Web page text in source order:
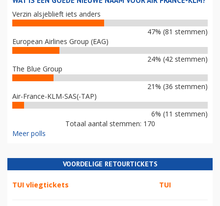
Verzin alsjeblieft iets anders
47% (81 stemmen)
European Airlines Group (EAG)
24% (42 stemmen)
The Blue Group
21% (36 stemmen)
Air-France-KLM-SAS(-TAP)
6% (11 stemmen)
Totaal aantal stemmen: 170
Meer polls
VOORDELIGE RETOURTICKETS
TUI vliegtickets TUI